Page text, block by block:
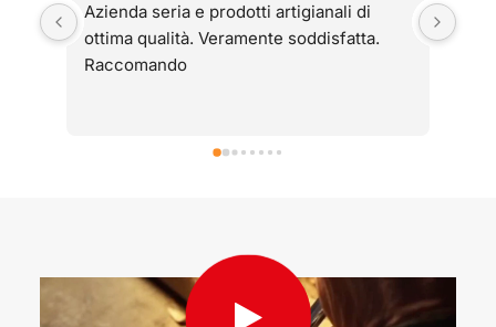
Azienda seria e prodotti artigianali di
ottima qualità. Veramente soddisfatta.
Raccomando